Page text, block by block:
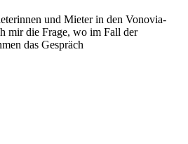
und Mieter in den Vonovia-
mir die Frage, wo im Fall der
das Gespräch